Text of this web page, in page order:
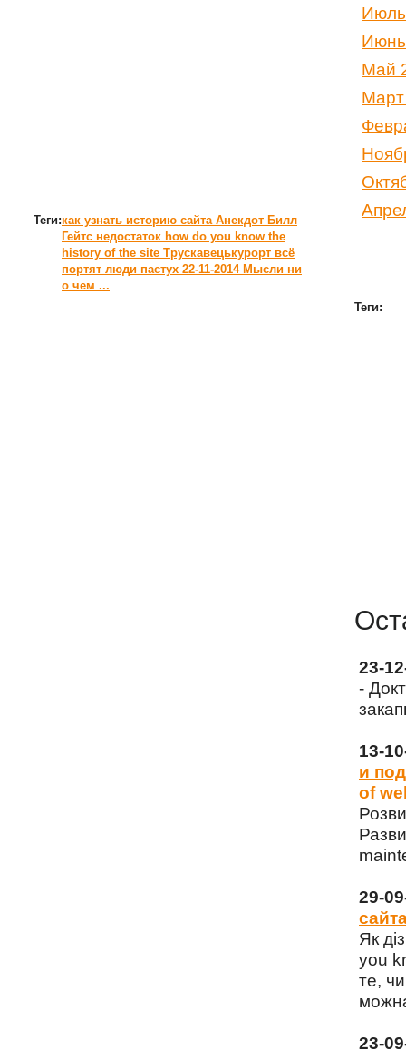
Теги:как узнать историю сайта Анекдот Билл
Гейтс недостаток how do you know the
history of the site Трускавецькурорт всё
портят люди пастух 22-11-2014 Мысли ни
о чем ...
Май
Теги:
23-
-
13-
и
of
29-
Як
you
те,
23-